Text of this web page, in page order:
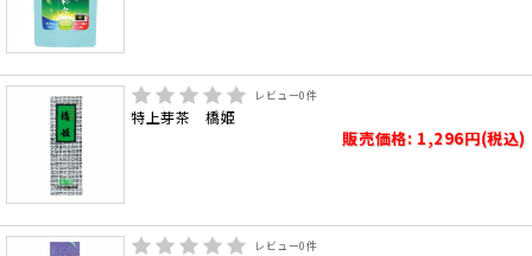
レビュー0件
特上芽茶 橋姫
販売価格: 1,296円(税込)
レビュー0件